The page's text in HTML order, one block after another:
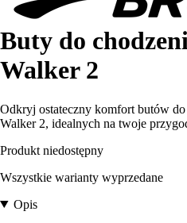
Buty do
Walker 2
Odkryj ostateczny komfort butów
Walker 2, idealnych na twoje
Produkt niedostępny
Wszystkie warianty wyprzedane
Opis